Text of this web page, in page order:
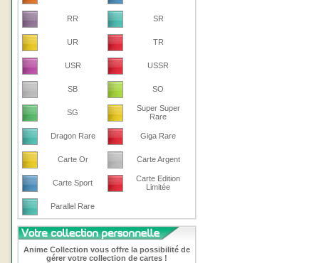
RR SR
UR TR
USR USSR
SB SO
SG
Super Super
Rare
Dragon Rare Giga Rare
Carte Or Carte Argent
Carte Sport
Carte Edition
Limitée
Parallel Rare
Anime Collection vous offre la possibilité de
gérer votre collection de cartes !